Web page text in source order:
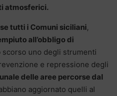
atmosferici.
tutti i Comuni siciliani,
all’obbligo di
scorso uno degli strumenti
e repressione degli
delle aree percorse dal
aggiornato quelli al